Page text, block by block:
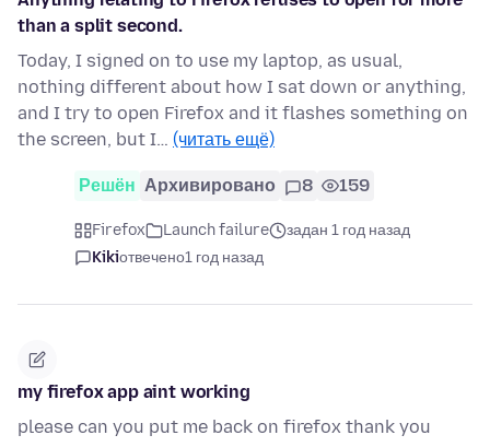
than a split second.
Today, I signed on to use my laptop, as usual,
nothing different about how I sat down or anything,
and I try to open Firefox and it flashes something on
the screen, but I… (читать ещё)
Решён Архивировано 8 159
Firefox Launch failure
задан 1 год назад
Kikiотвечено1 год назад
my firefox app aint working
please can you put me back on firefox thank you